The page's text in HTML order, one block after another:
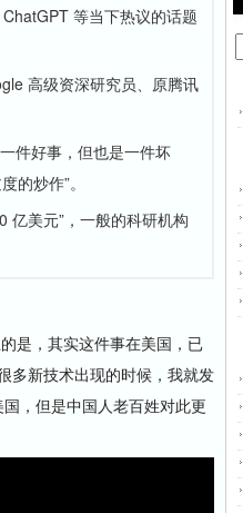
等当下热议的话题
高级资深研究员、原腾讯
件好事，但也是一件坏
的炒作”。
亿美元”，一般的科研机构
是，其实这件事在美国，已
多新技术出现的时候，我就发
，但是中国人老百姓对此更